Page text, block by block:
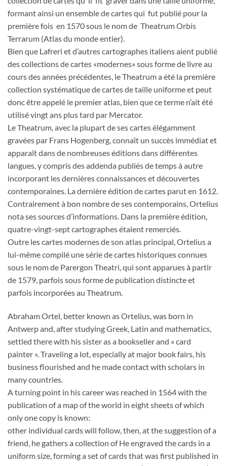
formant ainsi un ensemble de cartes qui fut publié pour la
première fois en 1570 sous le nom de Theatrum Orbis
Terrarum (Atlas du monde entier).
Bien que Lafreri et d’autres cartographes italiens aient publié
des collections de cartes «modernes» sous forme de livre au
cours des années précédentes, le Theatrum a été la première
collection systématique de cartes de taille uniforme et peut
donc être appelé le premier atlas, bien que ce terme n’ait été
utilisé vingt ans plus tard par Mercator.
Le Theatrum, avec la plupart de ses cartes élégamment
gravées par Frans Hogenberg, connaît un succès immédiat et
apparaît dans de nombreuses éditions dans différentes
langues, y compris des addenda publiés de temps à autre
incorporant les dernières connaissances et découvertes
contemporaines. La dernière édition de cartes parut en 1612.
Contrairement à bon nombre de ses contemporains, Ortelius
nota ses sources d’informations. Dans la première édition,
quatre-vingt-sept cartographes étaient remerciés.
Outre les cartes modernes de son atlas principal, Ortelius a
lui-même compilé une série de cartes historiques connues
sous le nom de Parergon Theatri, qui sont apparues à partir
de 1579, parfois sous forme de publication distincte et
parfois incorporées au Theatrum.
Abraham Ortel, better known as Ortelius, was born in
Antwerp and, after studying Greek, Latin and mathematics,
settled there with his sister as a bookseller and « card
painter ». Traveling a lot, especially at major book fairs, his
business flourished and he made contact with scholars in
many countries.
A turning point in his career was reached in 1564 with the
publication of a map of the world in eight sheets of which
only one copy is known:
other individual cards will follow, then, at the suggestion of a
friend, he gathers a collection of He engraved the cards in a
uniform size, forming a set of cards that was first published in